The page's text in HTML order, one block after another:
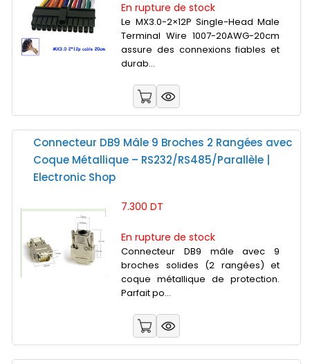
En rupture de stock
Le MX3.0-2×12P Single-Head Male
Terminal Wire 1007-20AWG-20cm
assure des connexions fiables et
durab...
Connecteur DB9 Mâle 9 Broches 2 Rangées avec
Coque Métallique – RS232/RS485/Parallèle |
Electronic Shop
7.300 DT
En rupture de stock
Connecteur DB9 mâle avec 9
broches solides (2 rangées) et
coque métallique de protection.
Parfait po...